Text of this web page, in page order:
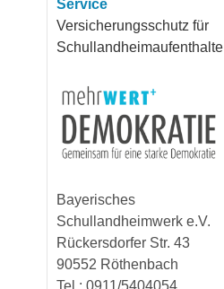
Service
Versicherungsschutz für
Schullandheimaufenthalte
Bayerisches
Schullandheimwerk e.V.
Rückersdorfer Str. 43
90552 Röthenbach